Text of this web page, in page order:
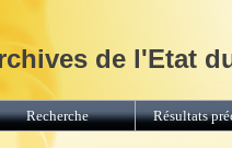
de l'Etat
Recherche Résultats